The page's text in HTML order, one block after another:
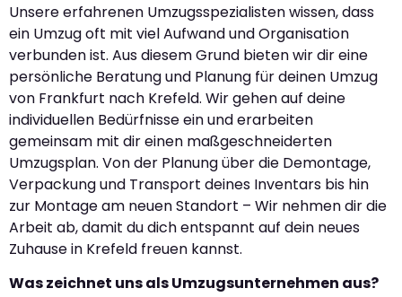
Unsere erfahrenen Umzugsspezialisten wissen, dass
ein Umzug oft mit viel Aufwand und Organisation
verbunden ist. Aus diesem Grund bieten wir dir eine
persönliche Beratung und Planung für deinen Umzug
von Frankfurt nach Krefeld. Wir gehen auf deine
individuellen Bedürfnisse ein und erarbeiten
gemeinsam mit dir einen maßgeschneiderten
Umzugsplan. Von der Planung über die Demontage,
Verpackung und Transport deines Inventars bis hin
zur Montage am neuen Standort – Wir nehmen dir die
Arbeit ab, damit du dich entspannt auf dein neues
Zuhause in Krefeld freuen kannst.
Was zeichnet uns als Umzugsunternehmen aus?